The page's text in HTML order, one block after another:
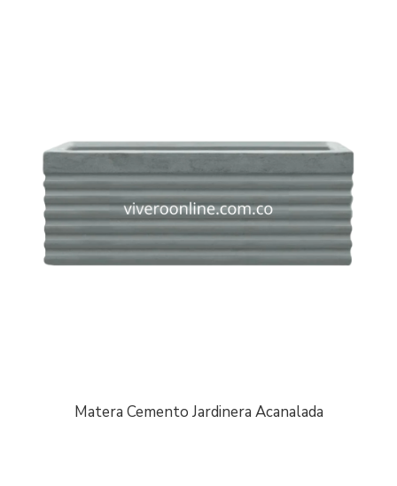
Matera Cemento Jardinera Acanalada